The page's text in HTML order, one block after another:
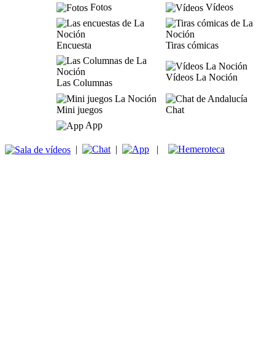
Fotos
Vídeos
Encuesta Tiras cómicas
Las Columnas
Vídeos La Noción
Mini juegos
Chat
App
| | |